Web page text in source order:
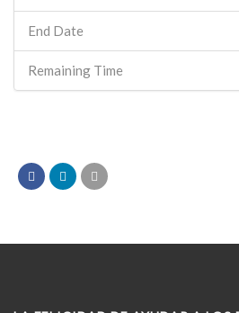
End Date
Remaining Time